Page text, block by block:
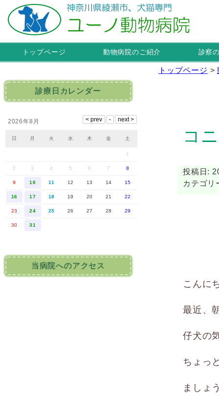
トップページ 動物病院のご紹介 診察
トップページ >
コ
投稿日:
カテゴ
こんに
最近、
仔犬の
ちょっ
ましょ
診療日カレンダー
2026年8月
日 月 火 水 木 金 土
1
2 3 4 5 6 7 8
9 10 11 12 13 14 15
16 17 18 19 20 21 22
23 24 25 26 27 28 29
30 31
当病院へのアクセス